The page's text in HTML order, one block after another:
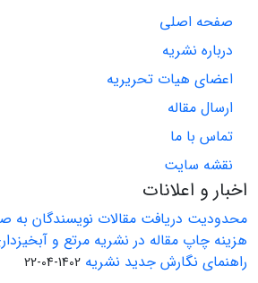
صفحه اصلی
درباره نشریه
اعضای هیات تحریریه
ارسال مقاله
تماس با ما
نقشه سایت
اخبار و اعلانات
محدودیت دریافت مقالات نویسندگان به
هزینه چاپ مقاله در نشریه مرتع و
راهنمای نگارش جدید نشریه 1402-04-22